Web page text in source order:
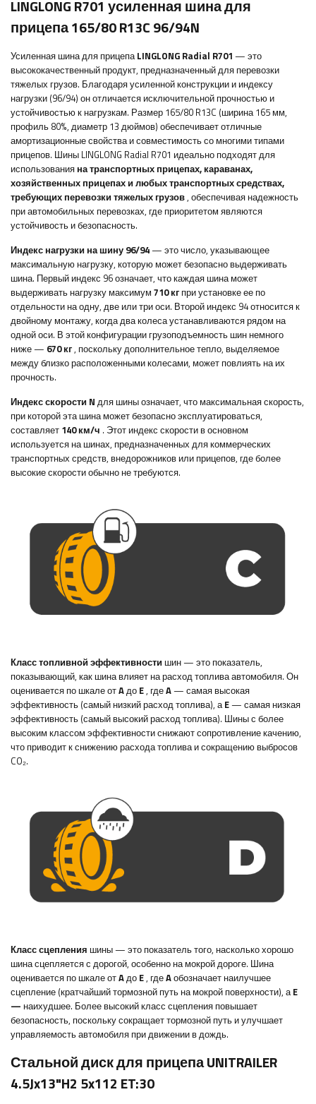
LINGLONG R701 усиленная шина для
прицепа 165/80 R13C 96/94N
Усиленная шина для прицепаLINGLONG Radial R701 — это
высококачественный продукт, предназначенный для перевозки
тяжелых грузов. Благодаря усиленной конструкции и индексу
нагрузки (96/94) он отличается исключительной прочностью и
устойчивостью к нагрузкам. Размер 165/80 R13C (ширина 165 мм,
профиль 80%, диаметр 13 дюймов) обеспечивает отличные
амортизационные свойства и совместимость со многими типами
прицепов. Шины LINGLONG Radial R701 идеально подходят для
использования на транспортных прицепах, караванах,
хозяйственных прицепах и любых транспортных средствах,
требующих перевозки тяжелых грузов, обеспечивая надежность
при автомобильных перевозках, где приоритетом являются
устойчивость и безопасность.
Индекс нагрузки на шину 96/94— это число, указывающее
максимальную нагрузку, которую может безопасно выдерживать
шина. Первый индекс 96 означает, что каждая шина может
выдерживать нагрузку максимум 710 кг при установке ее по
отдельности на одну, две или три оси. Второй индекс 94 относится к
двойному монтажу, когда два колеса устанавливаются рядом на
одной оси. В этой конфигурации грузоподъемность шин немного
ниже — 670 кг, поскольку дополнительное тепло, выделяемое
между близко расположенными колесами, может повлиять на их
прочность.
Индекс скорости N для шины означает, что максимальная скорость,
при которой эта шина может безопасно эксплуатироваться,
составляет 140 км/ч . Этот индекс скорости в основном
используется на шинах, предназначенных для коммерческих
транспортных средств, внедорожников или прицепов, где более
высокие скорости обычно не требуются.
Класс топливной эффективности шин — это показатель,
показывающий, как шина влияет на расход топлива автомобиля. Он
оценивается по шкале отAдо E , гдеA— самая высокая
эффективность (самый низкий расход топлива), аE— самая низкая
эффективность (самый высокий расход топлива). Шины с более
высоким классом эффективности снижают сопротивление качению,
что приводит к снижению расхода топлива и сокращению выбросов
CO₂.
Класс сцепления шины — это показатель того, насколько хорошо
шина сцепляется с дорогой, особенно на мокрой дороге. Шина
оценивается по шкале отAдо E, гдеAобозначает наилучшее
сцепление (кратчайший тормозной путь на мокрой поверхности), аE
— наихудшее. Более высокий класс сцепления повышает
безопасность, поскольку сокращает тормозной путь и улучшает
управляемость автомобиля при движении в дождь.
Стальной диск для прицепа UNITRAILER
4.5Jx13"H2 5x112 ET:30